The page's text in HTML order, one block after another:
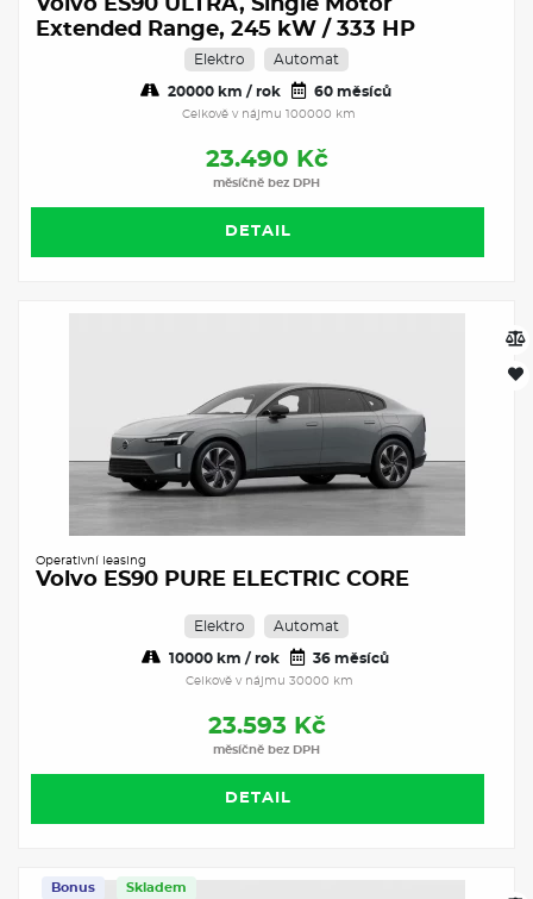
Volvo ES90 ULTRA, Single Motor
Extended Range, 245 kW / 333 HP
Elektro Automat
20000 km / rok 60 měsíců
Celkově v nájmu 100000 km
23.490 Kč
měsíčně bez DPH
DETAIL
Operativní leasing
Volvo ES90 PURE ELECTRIC CORE
Elektro Automat
10000 km / rok 36 měsíců
Celkově v nájmu 30000 km
23.593 Kč
měsíčně bez DPH
DETAIL
Skladem
Bonus